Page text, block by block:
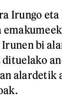
Irungo
bi
alardetik